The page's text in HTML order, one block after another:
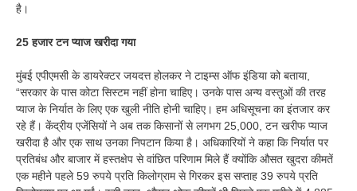
है।
25 हजार टन प्याज खरीदा गया
मुंबई एपीएमसी के डायरेक्टर जयदत्त होलकर ने टाइम्स ऑफ इंडिया को बताया,
“सरकार के पास कोटा सिस्टम नहीं होना चाहिए। उनके पास अन्य वस्तुओं की तरह
प्याज के निर्यात के लिए एक खुली नीति होनी चाहिए। हम अधिसूचना का इंतजार कर
रहे हैं। केंद्रीय एजेंसियों ने अब तक किसानों से लगभग 25,000, टन खरीफ प्याज
खरीदा है और एक साथ उनका निपटान किया है। अधिकारियों ने कहा कि निर्यात पर
प्रतिबंध और बाजार में हस्तक्षेप से वांछित परिणाम मिले हैं क्योंकि औसत खुदरा कीमतें
एक महीने पहले 59 रुपये प्रति किलोग्राम से गिरकर इस सप्ताह 39 रुपये प्रति